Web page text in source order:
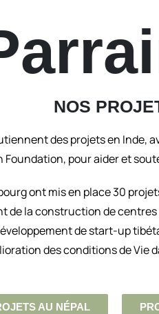
NOS
des projets en Inde,
Foundation, pour aider et
ont mis en place 30
de la construction de
de start-up
des conditions de Vie
AU NÉPAL